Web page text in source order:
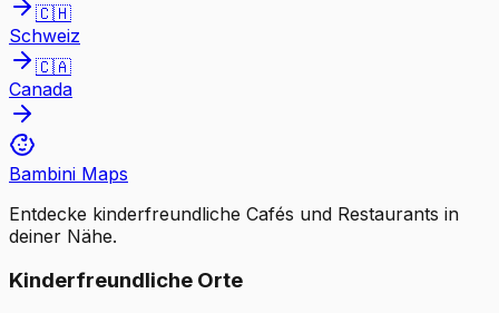
🇨🇭
Schweiz
🇨🇦
Canada
Bambini Maps
Entdecke kinderfreundliche Cafés und Restaurants in
deiner Nähe.
Kinderfreundliche Orte